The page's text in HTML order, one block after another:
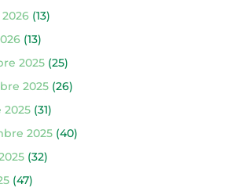
(13)
(13)
2025(25)
2025(26)
(31)
2025(40)
(32)
(47)